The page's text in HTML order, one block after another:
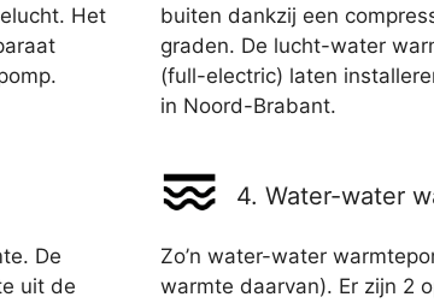
Het
buiten dankzij een
graden. De lucht-water
(full-electric) laten
in Noord-Brabant.
De
uit de
4. Water-water
Zo’n water-water
warmte daarvan). Er zijn 2